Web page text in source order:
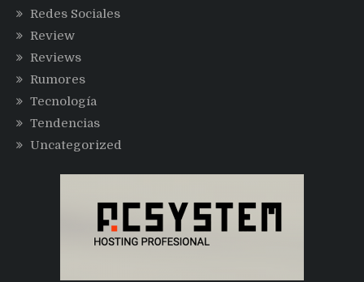
Redes Sociales
Review
Reviews
Rumores
Tecnología
Tendencias
Uncategorized